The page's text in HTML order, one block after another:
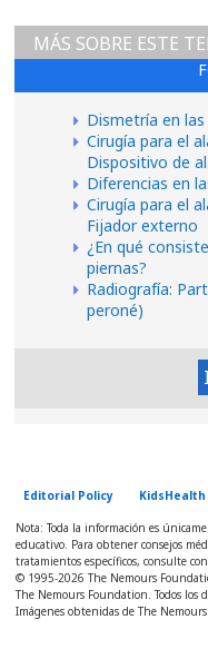
MÁS SOBRE ESTE
Dismetría en las
Cirugía para el
Dispositivo de
Diferencias en
Cirugía para el
Fijador externo
¿En qué
piernas?
Radiografía:
peroné)
Editorial Policy
Nota: Toda la información es
educativo. Para obtener consejos
tratamientos específicos, consulte
© 1995-2026 The Nemours
The Nemours Foundation. Todos los
Imágenes obtenidas de The